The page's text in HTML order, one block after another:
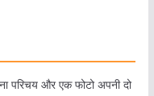
परिचय और एक फोटो अपनी दो